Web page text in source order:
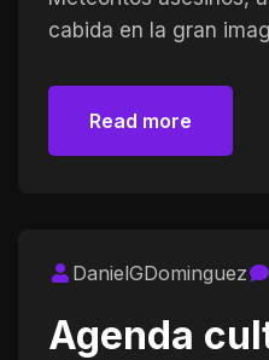
cabida en la gran
Read more
DanielGDominguez
Agenda